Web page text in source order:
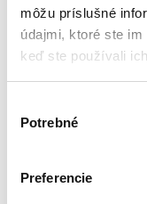
môžu príslušné
údajmi, ktoré ste
keď ste používali
súhlasu
Potrebné
Preferencie